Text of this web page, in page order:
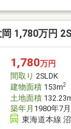
1,780万円
1,780万円
間取り 2SLDK
建物面積153m2
土地面積
築年月 1980年7
東海道本線